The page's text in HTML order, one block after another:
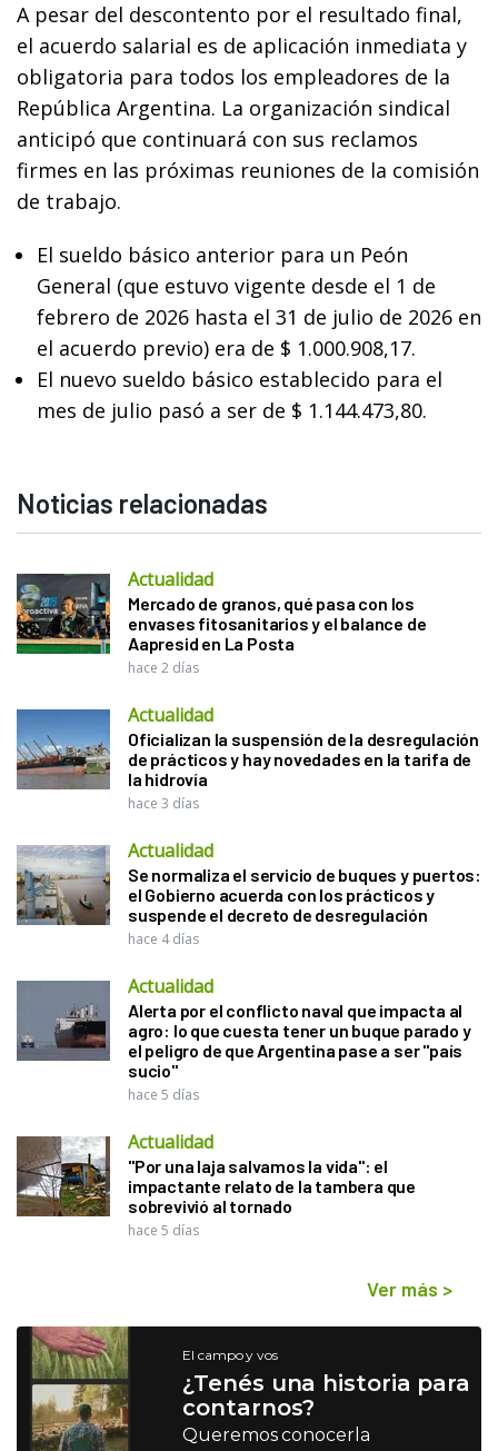
A pesar del descontento por el resultado final,
el acuerdo salarial es de aplicación inmediata y
obligatoria para todos los empleadores de la
República Argentina. La organización sindical
anticipó que continuará con sus reclamos
firmes en las próximas reuniones de la comisión
de trabajo.
El sueldo básico anterior para un Peón
General (que estuvo vigente desde el 1 de
febrero de 2026 hasta el 31 de julio de 2026 en
el acuerdo previo) era de $ 1.000.908,17.
El nuevo sueldo básico establecido para el
mes de julio pasó a ser de $ 1.144.473,80.
Noticias relacionadas
Actualidad
Mercado de granos, qué pasa con los
envases fitosanitarios y el balance de
Aapresid en La Posta
hace 2 días
Actualidad
Oficializan la suspensión de la desregulación
de prácticos y hay novedades en la tarifa de
la hidrovía
hace 3 días
Actualidad
Se normaliza el servicio de buques y puertos:
el Gobierno acuerda con los prácticos y
suspende el decreto de desregulación
hace 4 días
Actualidad
Alerta por el conflicto naval que impacta al
agro: lo que cuesta tener un buque parado y
el peligro de que Argentina pase a ser "país
sucio"
hace 5 días
Actualidad
"Por una laja salvamos la vida": el
impactante relato de la tambera que
sobrevivió al tornado
hace 5 días
Ver más >
El campo y vos
¿Tenés una historia para
contarnos?
Queremos conocerla